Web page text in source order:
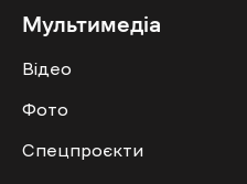
Мультимедіа
Відео
Фото
Спецпроєкти